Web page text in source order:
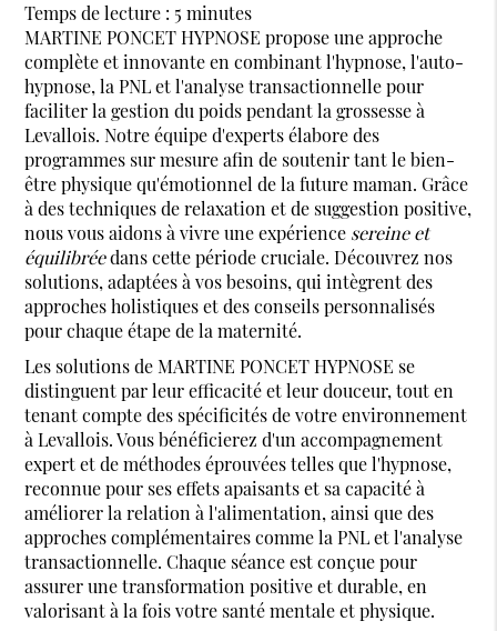
Temps de lecture : 5 minutes
MARTINE PONCET HYPNOSE propose une approche
complète et innovante en combinant l'hypnose, l'auto-
hypnose, la PNL et l'analyse transactionnelle pour
faciliter la gestion du poids pendant la grossesse à
Levallois. Notre équipe d'experts élabore des
programmes sur mesure afin de soutenir tant le bien-
être physique qu'émotionnel de la future maman. Grâce
à des techniques de relaxation et de suggestion positive,
nous vous aidons à vivre une expérience sereine et
équilibréedans cette période cruciale. Découvrez nos
solutions, adaptées à vos besoins, qui intègrent des
approches holistiques et des conseils personnalisés
pour chaque étape de la maternité.
Les solutions de MARTINE PONCET HYPNOSE se
distinguent par leur efficacité et leur douceur, tout en
tenant compte des spécificités de votre environnement
à Levallois. Vous bénéficierez d'un accompagnement
expert et de méthodes éprouvées telles que l'hypnose,
reconnue pour ses effets apaisants et sa capacité à
améliorer la relation à l'alimentation, ainsi que des
approches complémentaires comme la PNL et l'analyse
transactionnelle. Chaque séance est conçue pour
assurer une transformation positive et durable, en
valorisant à la fois votre santé mentale et physique.